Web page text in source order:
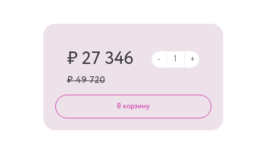
₽ 27 346
₽ 49 720
- +